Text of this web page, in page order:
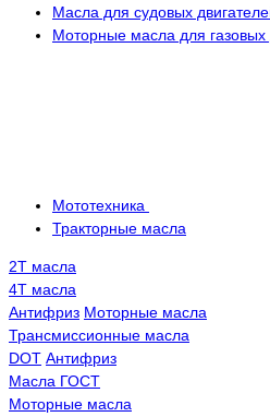
Масла для судовых
Моторные масла для газовых
Мототехника
Тракторные масла
2Т масла
4Т масла
Антифриз Моторные масла
Трансмисcионные масла
DOT Антифриз
Масла ГОСТ
Моторные масла